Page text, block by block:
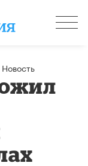
Новость